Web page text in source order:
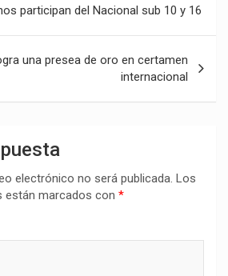
participan del Nacional sub 10 y 16
una presea de oro en certamen
internacional
electrónico no será publicada. Los
están marcados con *